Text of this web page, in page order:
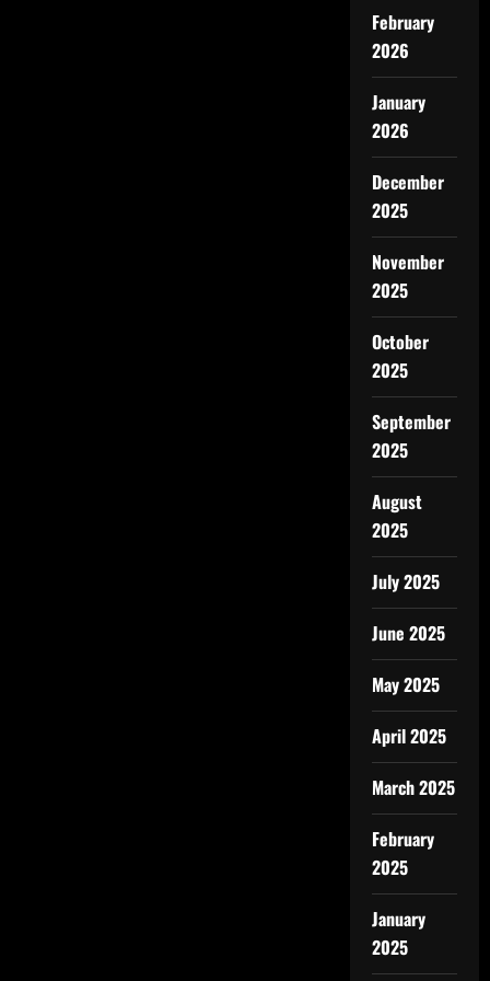
February
2026
January
2026
December
2025
November
2025
October
2025
September
2025
August
2025
July 2025
June 2025
May 2025
April 2025
March 2025
February
2025
January
2025